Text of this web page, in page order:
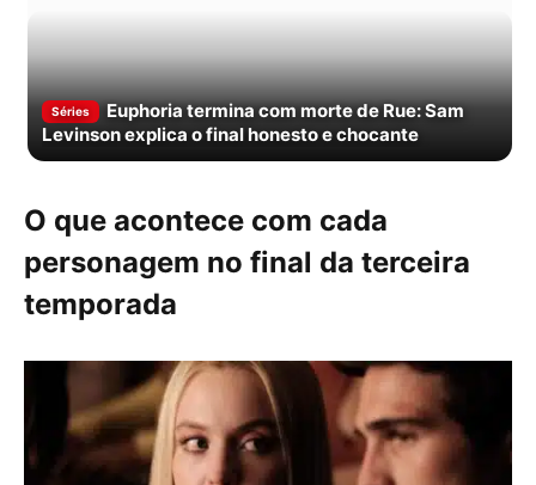
Séries
Euphoria termina com morte de Rue: Sam
Levinson explica o final honesto e chocante
O que acontece com cada
personagem no final da terceira
temporada